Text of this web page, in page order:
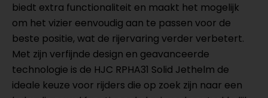
biedt extra functionaliteit en maakt het mogelijk
om het vizier eenvoudig aan te passen voor de
beste positie, wat de rijervaring verder verbetert.
Met zijn verfijnde design en geavanceerde
technologie is de HJC RPHA31 Solid Jethelm de
ideale keuze voor rijders die op zoek zijn naar een